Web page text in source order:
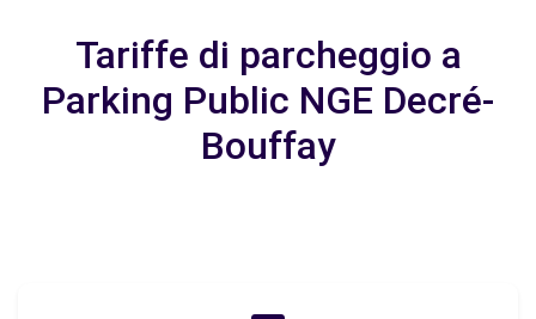
Tariffe di parcheggio a
Parking Public NGE Decré-
Bouffay